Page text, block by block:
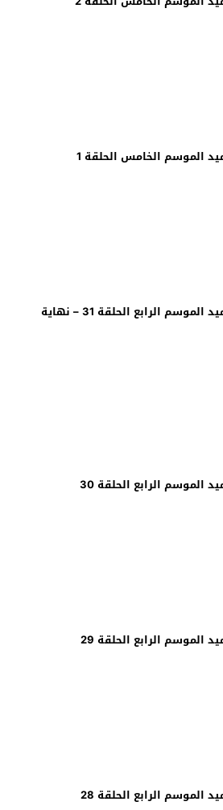
الموسم الخامس الحلقة 1
مسلسل السلطان عبد الحميد الموسم الرابع الحلقة 31 – نهاية
الرابع الحلقة 30
الرابع الحلقة 29
الرابع الحلقة 28